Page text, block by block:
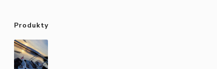
Produkty